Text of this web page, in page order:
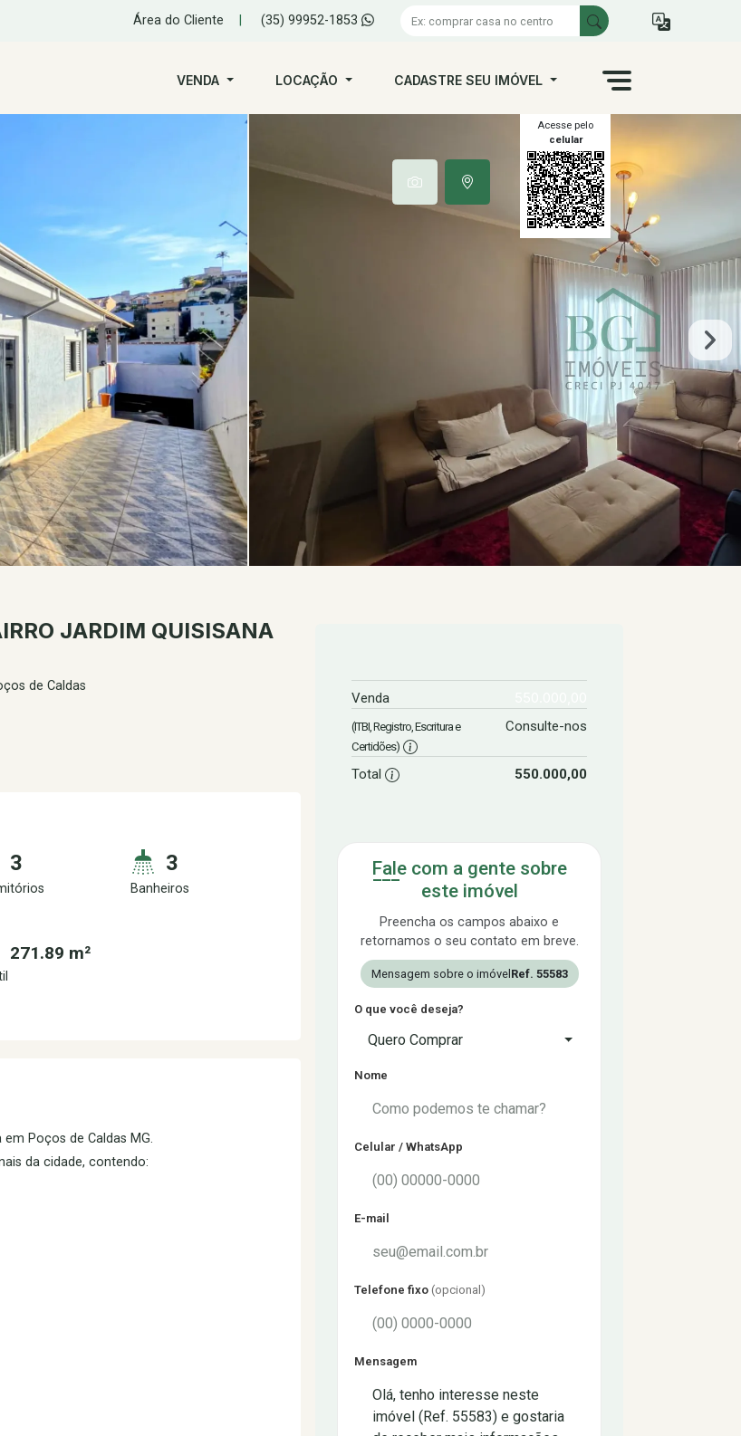
Área do Cliente (35) 99952-1853
VENDA LOCAÇÃO CADASTRE SEU IMÓVEL
Acesse pelo
celular
JARDIM QUISISANA
de Caldas
3 3
Banheiros
271.89 m²
Poços de Caldas MG.
da cidade, contendo:
Venda
(ITBI, Registro, Escritura e
Certidões)
Consulte-nos
Total 550.000,00
Fale com a gente sobre
este imóvel
Preencha os campos abaixo e
retornamos o seu contato em breve.
Mensagem sobre o imóvel Ref. 55583
O que você deseja?
Quero Comprar
Nome
Celular / WhatsApp
E-mail
Telefone fixo (opcional)
Mensagem